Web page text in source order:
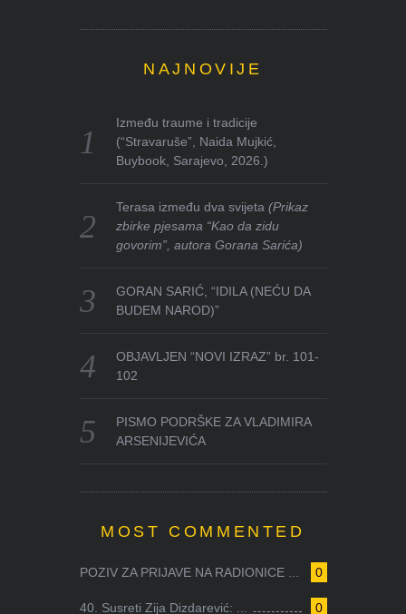
NAJNOVIJE
Između traume i tradicije
(“Stravaruše”, Naida Mujkić,
Buybook, Sarajevo, 2026.)
Terasa između dva svijeta(Prikaz
zbirke pjesama “Kao da zidu
govorim”, autora Gorana Sarića)
GORAN SARIĆ, “IDILA (NEĆU DA
BUDEM NAROD)”
OBJAVLJEN “NOVI IZRAZ” br. 101-
102
PISMO PODRŠKE ZA VLADIMIRA
ARSENIJEVIĆA
MOST COMMENTED
0
POZIV ZA PRIJAVE NA RADIONICE ...
0
40. Susreti Zija Dizdarević: ...